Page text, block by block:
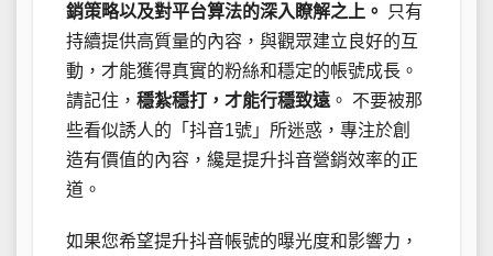
銷策略以及對平台算法的深入瞭解之上。
只有
持續提供高質量的內容，與觀眾建立良好的互
動，才能獲得真實的粉絲和穩定的帳號成長。
請記住， 穩紮穩打，才能行穩致遠 。 不要被那
些看似誘人的「抖音1號」所迷惑，專注於創
造有價值的內容，纔是提升抖音營銷效率的正
道。
如果您希望提升抖音帳號的曝光度和影響力，